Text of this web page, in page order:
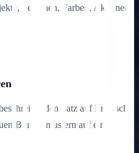
Personen, Farben, Aktionen
Satz auf Englisch
Blumenmustern auf einem